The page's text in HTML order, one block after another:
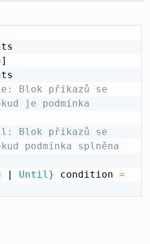
]
Blok příkazů se
je podmínka
Blok příkazů se
podmínka splněna
| Until} condition =